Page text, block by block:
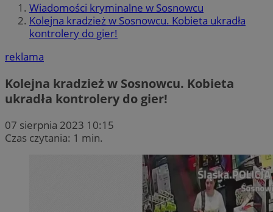
Wiadomości kryminalne w Sosnowcu
Kolejna kradzież w Sosnowcu. Kobieta ukradła
kontrolery do gier!
reklama
Kolejna kradzież w Sosnowcu. Kobieta
ukradła kontrolery do gier!
07 sierpnia 2023 10:15
Czas czytania: 1 min.